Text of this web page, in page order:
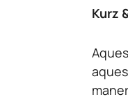
Kurz